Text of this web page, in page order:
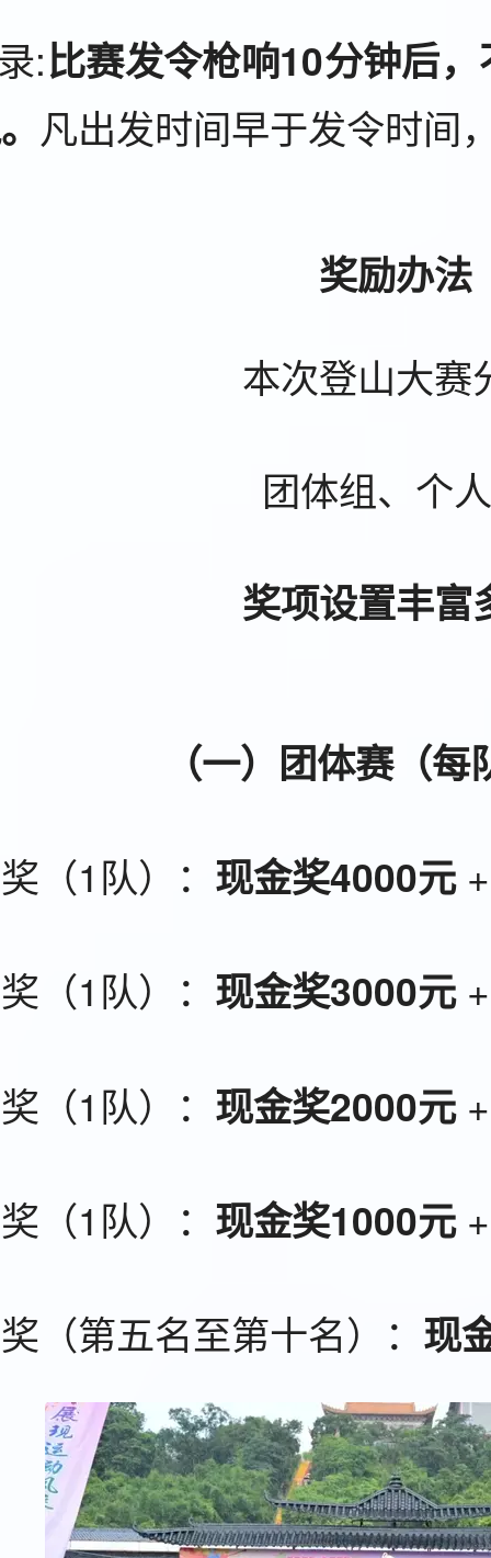
:比赛发令枪响10分钟后
凡出发时间早于发令时间
奖励办法
本次登山大赛
团体组、个
奖项设置丰富
（一）团体赛（
（1队）： 现金奖4000元+
（1队）： 现金奖3000元+
（1队）： 现金奖2000元+
（1队）： 现金奖1000元+
（第五名至第十名）： 现